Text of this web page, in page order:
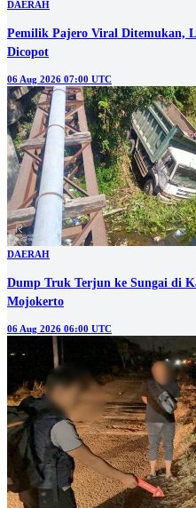
DAERAH
Pemilik Pajero Viral Ditemukan,
Dicopot
06 Aug 2026 07:00 UTC
DAERAH
Dump Truk Terjun ke Sungai di
Mojokerto
06 Aug 2026 06:00 UTC